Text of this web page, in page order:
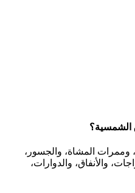
وممرات المشاة، والجسور،
والأنفاق، والدوارات،